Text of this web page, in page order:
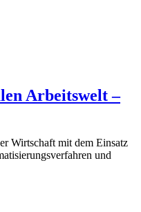
Arbeitswelt –
Wirtschaft mit dem Einsatz
und